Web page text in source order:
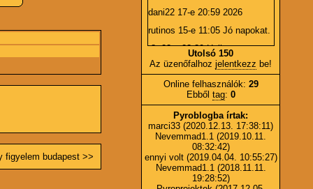
figyelem budapest >>
dani2217-e 20:59 2026
rutinos 15-e 11:05 Jó napokat.
r8r23-a 23:30 Hall
Piedone06-a 15:36 BÚÉK!
01-e 21:44 Boldog Új Évet!
johncutter24-e 05:28 -?*!
johncutter24-e 05:27 És
tényleg?
23-a 23:11 Újra online
:).
07-e 08:49 Kérdezni,
segítséget kérni pyro témában
Utolsó 150
Az üzenőfalhoz jelentkezz be!
Online felhasználók: 29
Ebből tag: 0
Pyroblogba írtak:
marci33 (2020.12.13. 17:38:11)
Nevemmad1.1 (2019.10.11.
08:32:42)
ennyi volt (2019.04.04. 10:55:27)
Nevemmad1.1 (2018.11.11.
19:28:52)